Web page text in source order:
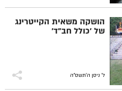
הושקה משאית הקייטרינג
של 'כולל חב"ד'
ל' ניסן ה׳תשס״ה